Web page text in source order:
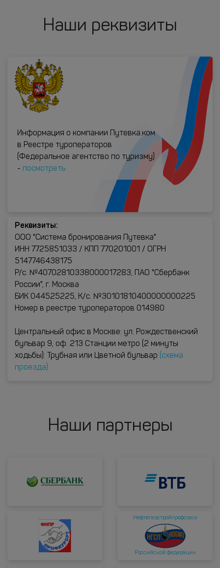
Наши реквизиты
Информация о компании Путевка.ком
в Реестре туроператоров
(Федеральное агентство по туризму)
- посмотреть
Реквизиты:
ООО "Система бронирования Путевка"
ИНН 7725851033 / КПП 770201001 / ОГРН
5147746438175
Р/с. №40702810338000017283, ПАО "Сбербанк
России", г. Москва
БИК 044525225, К/с. №30101810400000000225
Номер в реестре туроператоров 014980
Центральный офис в Москве: ул. Рождественский
бульвар 9, оф. 213 Станции метро (2 минуты
ходьбы): Трубная или Цветной бульвар
(схема
проезда)
Наши партнеры
Нефтегазстройпрофсоюз
Российской федерации